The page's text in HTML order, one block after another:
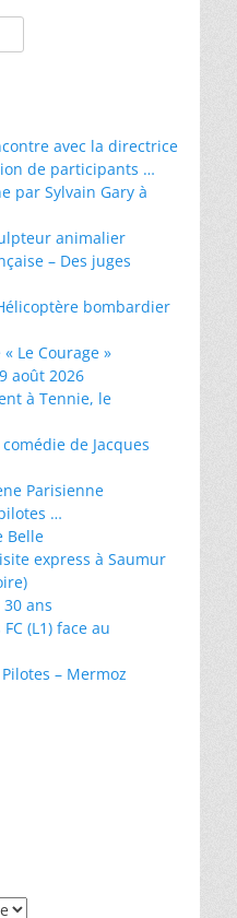
avec la directrice
de participants …
par Sylvain Gary à
animalier
– Des juges
bombardier
Le Courage »
août 2026
à Tennie, le
comédie de Jacques
Parisienne
…
Belle
express à Saumur
ans
(L1) face au
– Mermoz